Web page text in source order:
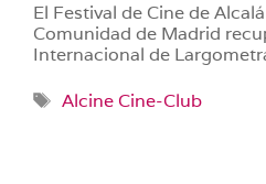
El Festival de Cine de
Comunidad de Madrid
Internacional de
Etiquetas
Alcine Cine-Club